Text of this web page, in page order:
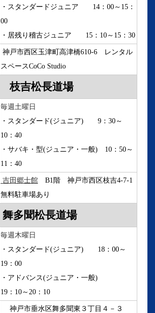
・スタンダードジュニア 14：00～15：
00
・居残り稽古ジュニア
15：10～15：30
神戸市西区玉津町高津橋610-6 レンタル
スペースCoCo Studio
枝吉松長道場
毎週土曜日
・スタンダード(ジュニア) 9：30～
10：40
・サバキ・型(ジュニア・一般) 10：50～
11：40
吉田郷士館 B1階 神戸市西区枝吉4-7-1
無料駐車場あり
舞多聞松長道場
毎週木曜日
・スタンダード(ジュニア) 18：00～
19：00
・アドバンス(ジュニア・一般)
19：10～20：10
神戸市垂水区舞多聞東３丁目４－３